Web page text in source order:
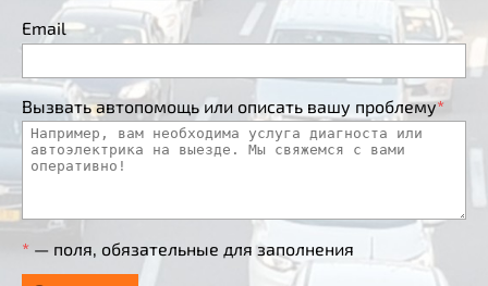
Email
Вызвать автопомощь или описать вашу проблему*
* — поля, обязательные для заполнения